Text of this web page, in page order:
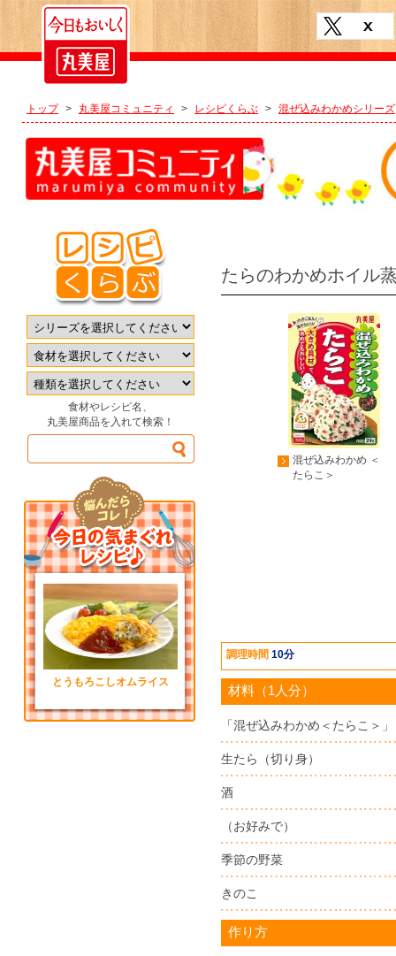
トップ > 丸美屋コミュニティ > レシピくらぶ > 混ぜ込みわかめシリーズ
食材やレシピ名、
丸美屋商品を入れて検索！
とうもろこしオムライス
たらのわかめホイル
混ぜ込みわかめ ＜
たらこ＞
調理時間 10分
材料（1人分）
「混ぜ込みわかめ＜たらこ＞」
生たら（切り身）
酒
（お好みで）
季節の野菜
きのこ
作り方